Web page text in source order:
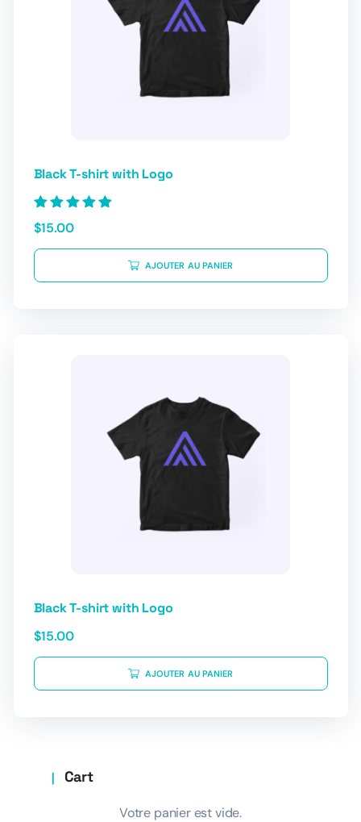
Black T-shirt with Logo
Note
5.00
sur 5
$15.00
AJOUTER AU PANIER
Black T-shirt with Logo
$15.00
AJOUTER AU PANIER
Cart
Votre panier est vide.